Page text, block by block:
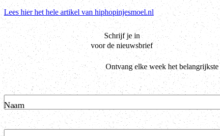
Lees hier het hele artikel van hiphopinjesmoel.nl
Schrijf je in
voor de nieuwsbrief
Ontvang elke week het
Naam